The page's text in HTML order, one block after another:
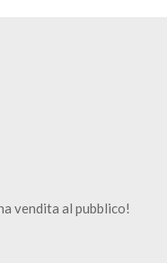
vendita al pubblico!